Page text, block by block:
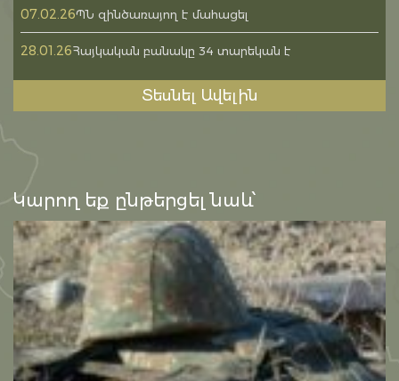
07.02.26ՊՆ զինծառայող է մահացել
28.01.26Հայկական բանակը 34 տարեկան է
Տեսնել Ավելին
Կարող եք ընթերցել նաև՝